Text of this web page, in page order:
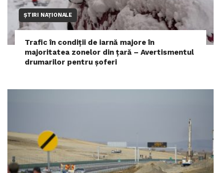
ȘTIRI NAȚIONALE
Trafic în condiții de iarnă majore în
majoritatea zonelor din țară – Avertismentul
drumarilor pentru șoferi